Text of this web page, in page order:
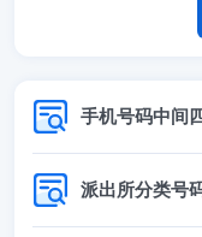
手机号码中间
派出所分类号